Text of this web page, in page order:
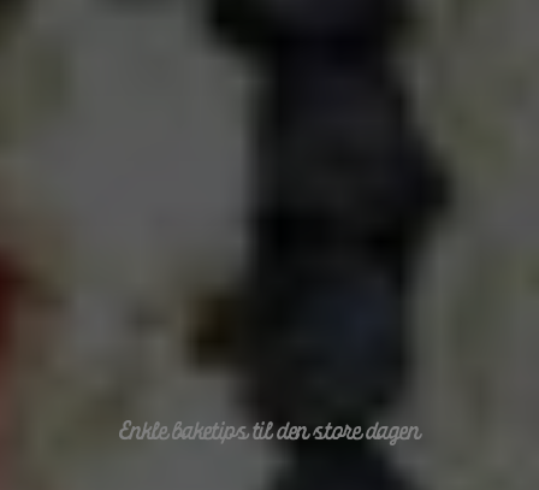
Enkle baketips til den store dagen